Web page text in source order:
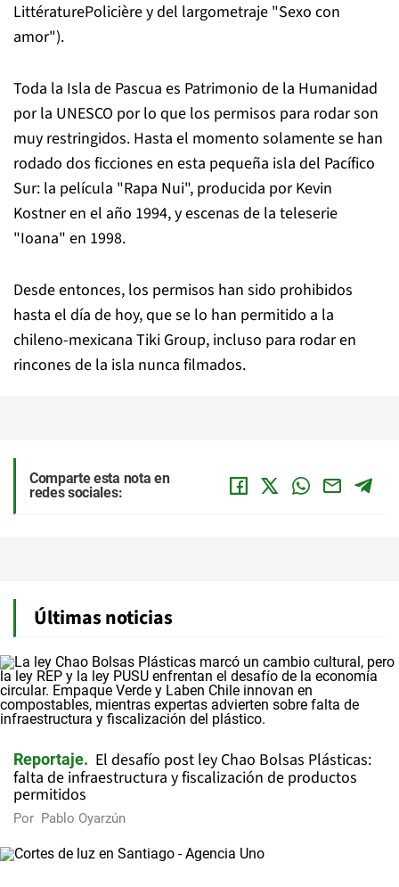
LittératurePolicière y del largometraje "Sexo con
amor").
Toda la Isla de Pascua es Patrimonio de la Humanidad
por la UNESCO por lo que los permisos para rodar son
muy restringidos. Hasta el momento solamente se han
rodado dos ficciones en esta pequeña isla del Pacífico
Sur: la película "Rapa Nui", producida por Kevin
Kostner en el año 1994, y escenas de la teleserie
"Ioana" en 1998.
Desde entonces, los permisos han sido prohibidos
hasta el día de hoy, que se lo han permitido a la
chileno-mexicana Tiki Group, incluso para rodar en
rincones de la isla nunca filmados.
Comparte esta nota en
redes sociales:
Últimas noticias
Reportaje
El desafío post ley Chao Bolsas Plásticas:
falta de infraestructura y fiscalización de productos
permitidos
Por Pablo Oyarzún